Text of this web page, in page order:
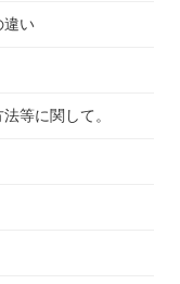
違い
等に関して。